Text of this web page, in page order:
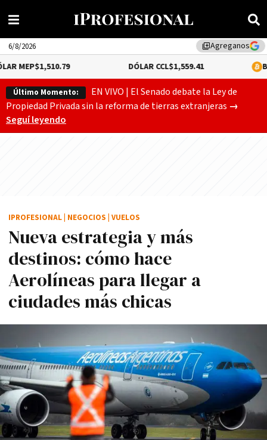
library_addAgreganos
6/8/2026
$1,559.41 BITCOIN
Último Momento:
EN VIVO | El Senado debate la Ley de
Propiedad Privada sin la reforma de tierras extranjeras →
Seguí leyendo
Nueva estrategia y más
destinos: cómo hace
Aerolíneas para llegar a
ciudades más chicas
IPROFESIONAL NEGOCIOS VUELOS